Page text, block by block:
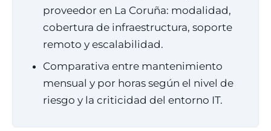
proveedor en La Coruña: modalidad,
cobertura de infraestructura, soporte
remoto y escalabilidad.
Comparativa entre mantenimiento
mensual y por horas según el nivel de
riesgo y la criticidad del entorno IT.